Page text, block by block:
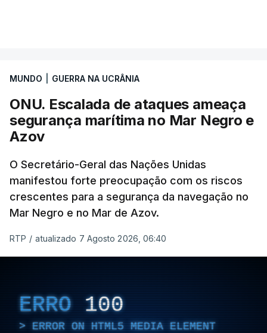
MUNDO GUERRA NA UCRÂNIA
ONU. Escalada de ataques ameaça
segurança marítima no Mar Negro e
Azov
O Secretário-Geral das Nações Unidas
manifestou forte preocupação com os riscos
crescentes para a segurança da navegação no
Mar Negro e no Mar de Azov.
RTP / atualizado 7 Agosto 2026, 06:40
ERRO 100
ERROR ON HTML5 MEDIA ELEMENT